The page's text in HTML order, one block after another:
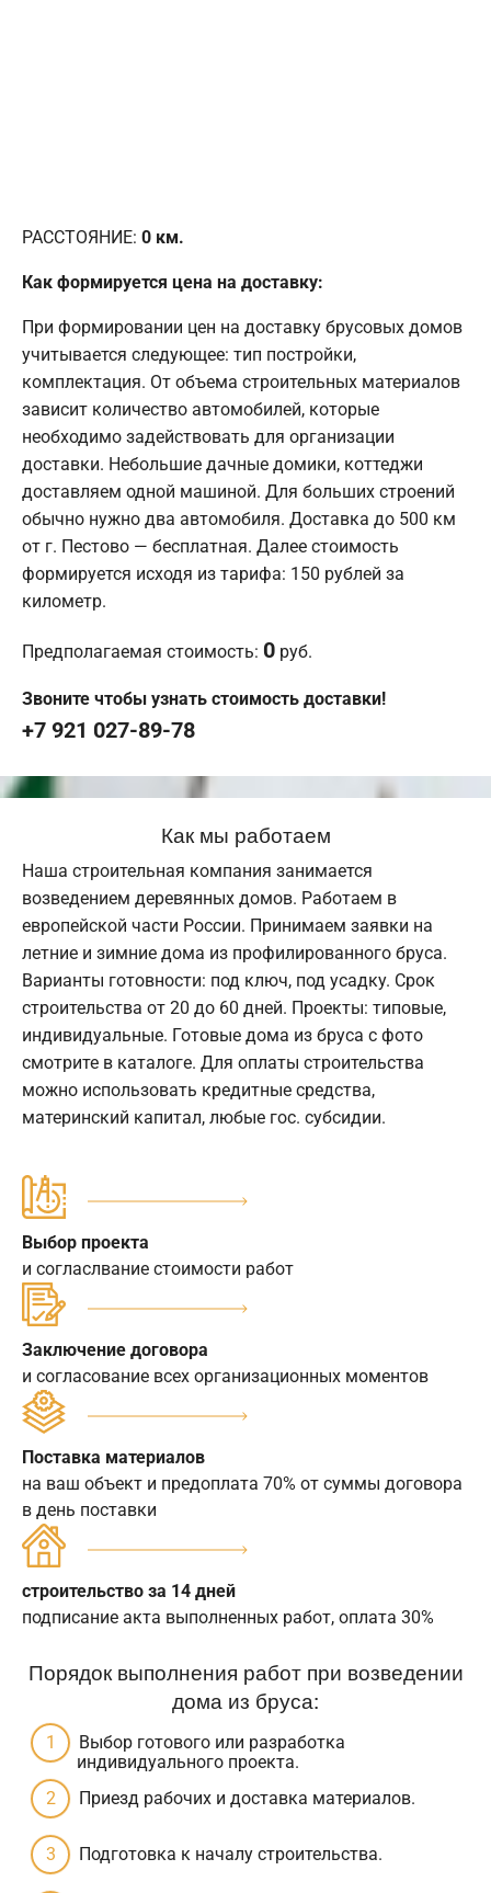
РАССТОЯНИЕ: 0 км.
Как формируется цена на доставку:
При формировании цен на доставку брусовых домов
учитывается следующее: тип постройки,
комплектация. От объема строительных материалов
зависит количество автомобилей, которые
необходимо задействовать для организации
доставки. Небольшие дачные домики, коттеджи
доставляем одной машиной. Для больших строений
обычно нужно два автомобиля. Доставка до 500 км
от г. Пестово — бесплатная. Далее стоимость
формируется исходя из тарифа: 150 рублей за
километр.
Предполагаемая стоимость: 0 руб.
Звоните чтобы узнать стоимость доставки!
+7 921 027-89-78
Как мы работаем
Наша строительная компания занимается
возведением деревянных домов. Работаем в
европейской части России. Принимаем заявки на
летние и зимние дома из профилированного бруса.
Варианты готовности: под ключ, под усадку. Срок
строительства от 20 до 60 дней. Проекты: типовые,
индивидуальные. Готовые дома из бруса с фото
смотрите в каталоге. Для оплаты строительства
можно использовать кредитные средства,
материнский капитал, любые гос. субсидии.
Выбор проекта
и согласлвание стоимости работ
Заключение договора
и согласование всех организационных моментов
Поставка материалов
на ваш объект и предоплата 70% от суммы договора
в день поставки
строительство за 14 дней
подписание акта выполненных работ, оплата 30%
Порядок выполнения работ при возведении
дома из бруса:
Выбор готового или разработка
индивидуального проекта.
Приезд рабочих и доставка материалов.
Подготовка к началу строительства.